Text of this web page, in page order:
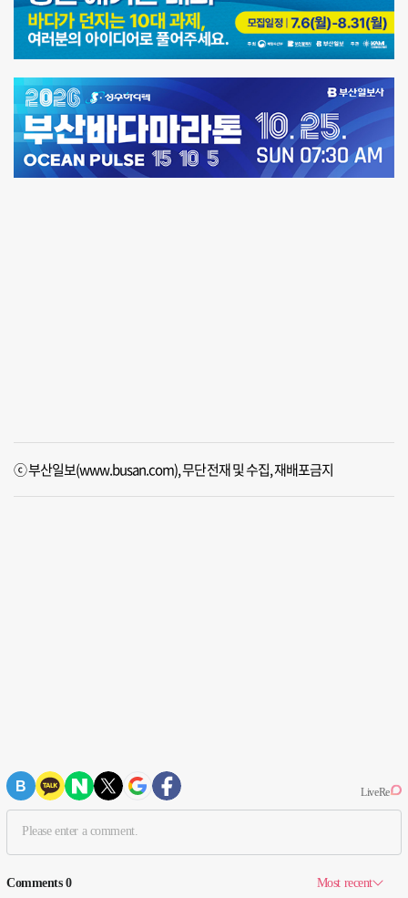
ⓒ 부산일보(www.busan.com), 무단전재 및 수집, 재배포금지